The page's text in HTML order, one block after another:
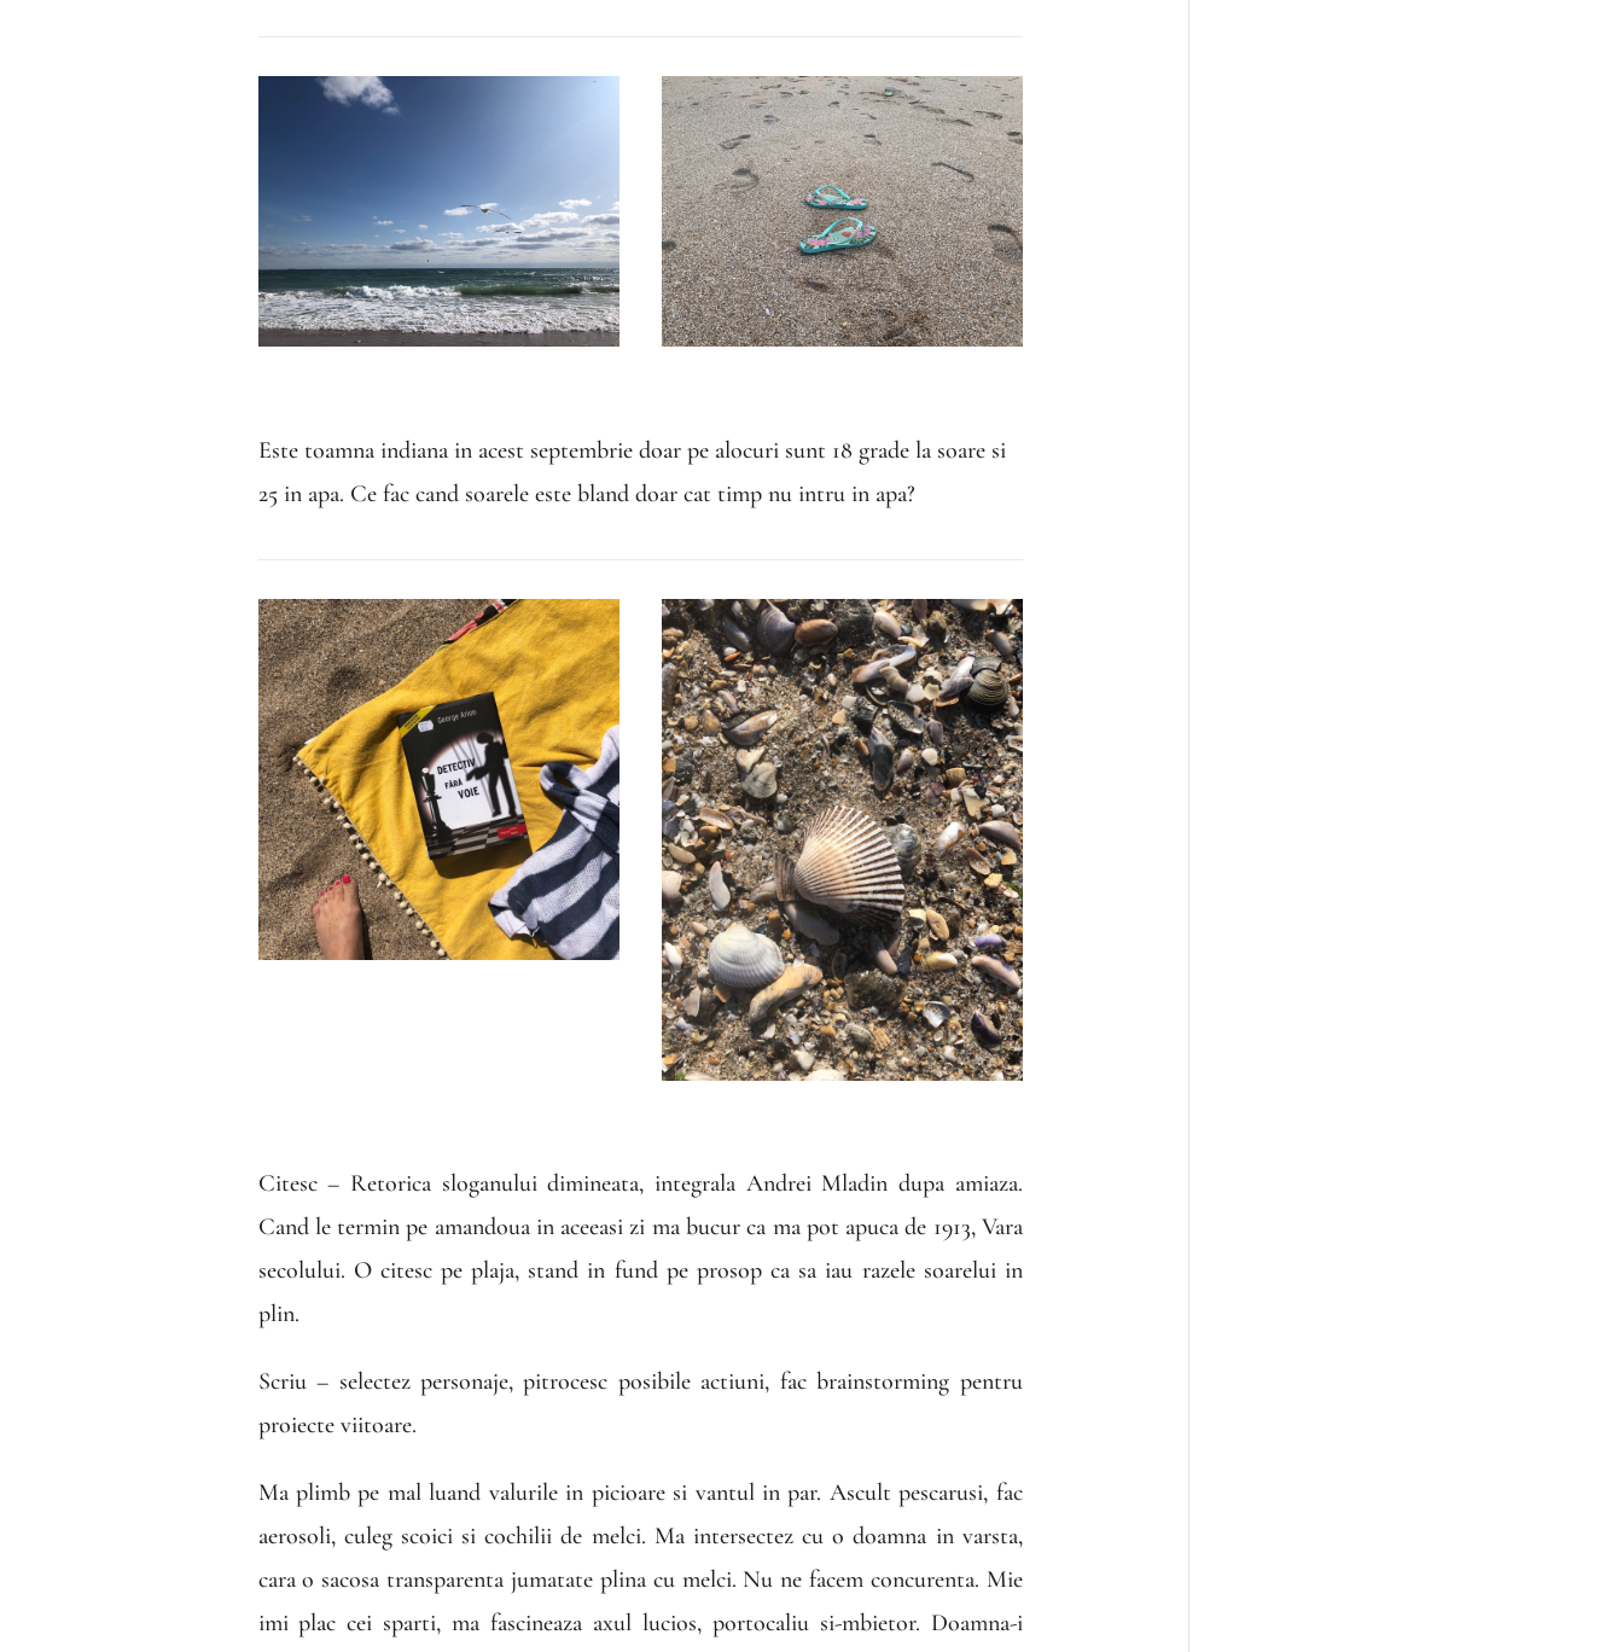
Este toamna indiana in acest septembrie doar pe alocuri sunt 18 grade la soare si
25 in apa. Ce fac cand soarele este bland doar cat timp nu intru in apa?
Citesc – Retorica sloganului dimineata, integrala Andrei Mladin dupa amiaza.
Cand le termin pe amandoua in aceeasi zi ma bucur ca ma pot apuca de 1913, Vara
secolului. O citesc pe plaja, stand in fund pe prosop ca sa iau razele soarelui in
plin.
Scriu – selectez personaje, pitrocesc posibile actiuni, fac brainstorming pentru
proiecte viitoare.
Ma plimb pe mal luand valurile in picioare si vantul in par. Ascult pescarusi, fac
aerosoli, culeg scoici si cochilii de melci. Ma intersectez cu o doamna in varsta,
cara o sacosa transparenta jumatate plina cu melci. Nu ne facem concurenta. Mie
imi plac cei sparti, ma fascineaza axul lucios, portocaliu si-mbietor. Doamna-i